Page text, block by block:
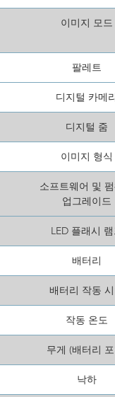
이미지 모드
팔레트
디지털 카메
디지털 줌
이미지 형식
소프트웨어 및
업그레이드
LED 플래시
배터리
배터리 작동
작동 온도
무게 (배터리
낙하